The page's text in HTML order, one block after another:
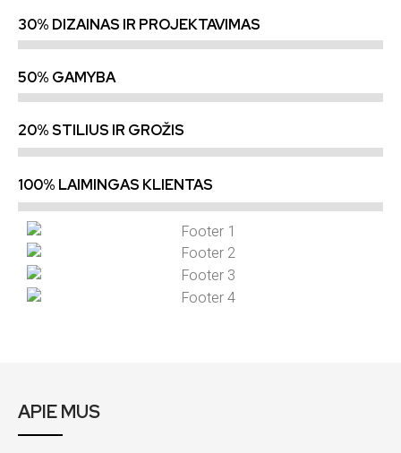
30% DIZAINAS IR PROJEKTAVIMAS
50% GAMYBA
20% STILIUS IR GROŽIS
100% LAIMINGAS KLIENTAS
APIE MUS